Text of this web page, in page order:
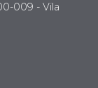
009 - Vila